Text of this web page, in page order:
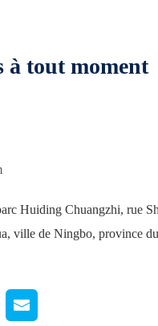
à tout moment
Huiding Chuangzhi, rue
ville de Ningbo, province